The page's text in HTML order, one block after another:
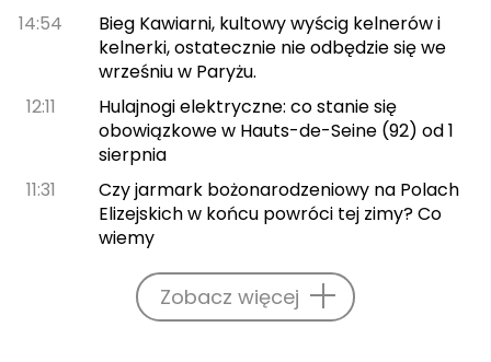
14:54
Bieg Kawiarni, kultowy wyścig kelnerów i
kelnerki, ostatecznie nie odbędzie się we
wrześniu w Paryżu.
12:11
Hulajnogi elektryczne: co stanie się
obowiązkowe w Hauts-de-Seine (92) od 1
sierpnia
11:31
Czy jarmark bożonarodzeniowy na Polach
Elizejskich w końcu powróci tej zimy? Co
wiemy
Zobacz więcej